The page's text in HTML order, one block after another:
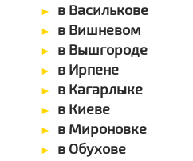
в Василькове
в Вишневом
в Вышгороде
в Ирпене
в Кагарлыке
в Киеве
в Мироновке
в Обухове